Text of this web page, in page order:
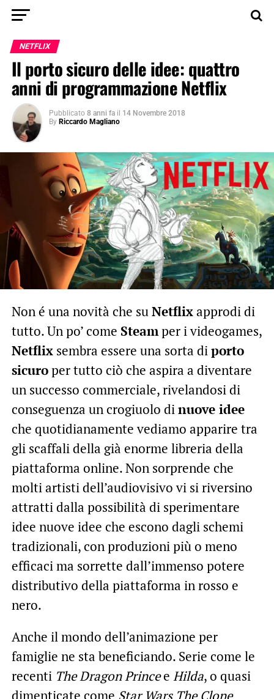
NETFLIX
Il porto sicuro delle idee: quattro
anni di programmazione Netflix
Pubblicato 8 anni fa il 14 Novembre 2018
By Riccardo Magliano
Non é una novità che suNetflixapprodi di
tutto. Un po’ come Steamper i videogames,
Netflixsembra essere una sorta diporto
sicuroper tutto ciò che aspira a diventare
un successo commerciale, rivelandosi di
conseguenza un crogiuolo dinuove idee
che quotidianamente vediamo apparire tra
gli scaffali della già enorme libreria della
piattaforma online. Non sorprende che
molti artisti dell’audiovisivo vi si riversino
attratti dalla possibilità di sperimentare
idee nuove idee che escono dagli schemi
tradizionali, con produzioni più o meno
efficaci ma sorrette dall’immenso potere
distributivo della piattaforma in rosso e
nero.
Anche il mondo dell’animazione per
famiglie ne sta beneficiando. Serie come le
recenti The Dragon Princee Hilda, o quasi
dimenticate come Star Wars The Clone